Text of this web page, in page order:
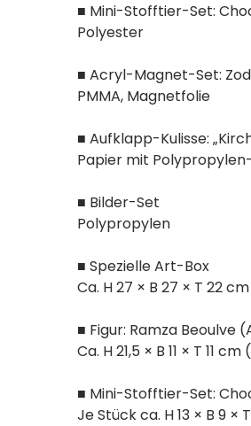
■ Mini-Stofftier-Set:
Polyester
■ Acryl-Magnet-Set:
PMMA, Magnetfolie
■ Aufklapp-Kulisse:
Papier mit
■ Bilder-Set
Polypropylen
■ Spezielle Art-Box
Ca. H 27 × B 27 × T 22 cm
■ Figur: Ramza Beoulve
Ca. H 21,5 × B 11 × T 11
■ Mini-Stofftier-Set:
Je Stück ca. H 13 × B 9 ×